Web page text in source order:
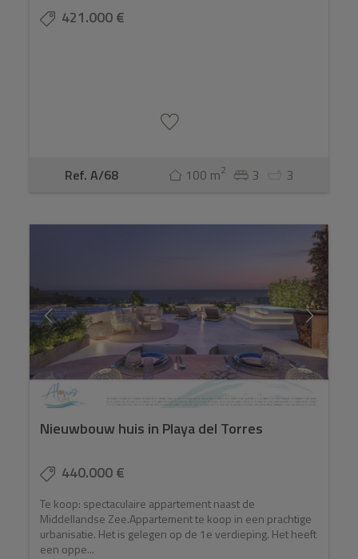
421.000 €
Ref. A/68 100 m2 3 3
Nieuwbouw huis in Playa del Torres
440.000 €
Te koop: spectaculaire appartement naast de
Middellandse Zee.Appartement te koop in een prachtige
urbanisatie. Het is gelegen op de 1e verdieping. Het heeft
een oppe...